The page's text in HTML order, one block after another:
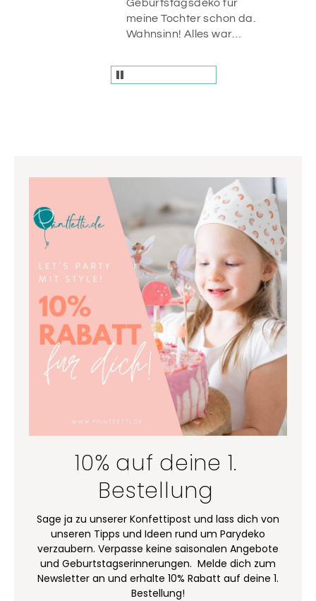
Geburtstagsdeko für
meine Tochter schon da.
Wahnsinn! Alles war
die Artikel sind einfach
10% auf deine 1.
Bestellung
Sage ja zu unserer Konfettipost und lass dich von
unseren Tipps und Ideen rund um Parydeko
verzaubern. Verpasse keine saisonalen Angebote
und Geburtstagserinnerungen. Melde dich zum
Newsletter an und erhalte 10% Rabatt auf deine 1.
Bestellung!